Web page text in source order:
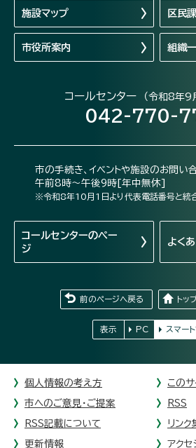
施設マップ 区民
市役所案内 組織
コールセンター （令和8年9
042-770-
市の手続き、イベントや施設のお問い
午前8時～午後9時[年中無休]
※令和8年10月1日より代表電話番号と統合
コールセンターのペー
ジ
よく
前のページへ戻る トッ
表示 PC スマー
個人情報の考え方 このサ
市へのご意見・ご提案 RSS
RSS記載について リンク
更新情報 アクセ